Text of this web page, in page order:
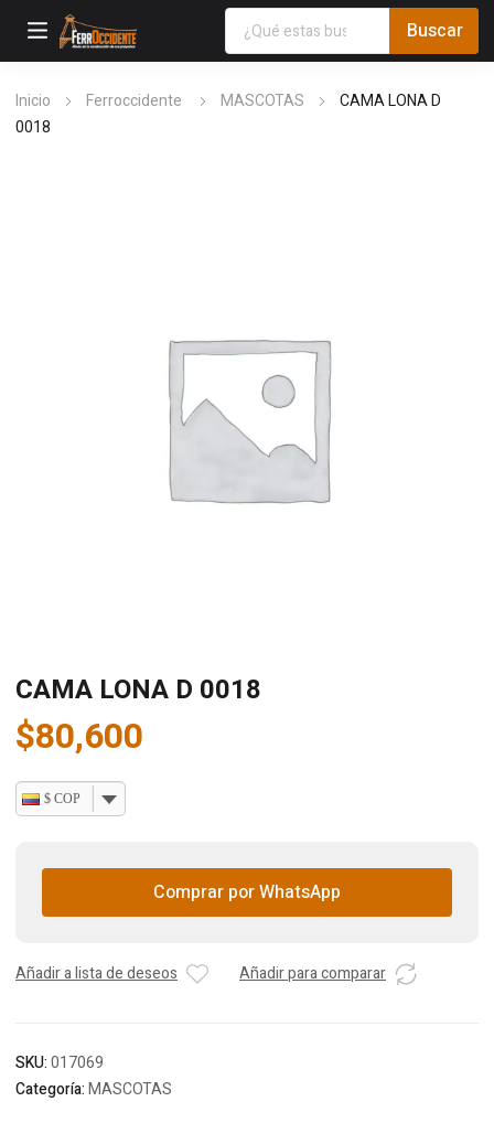
Inicio Ferroccidente MASCOTAS
CAMA LONA D
0018
CAMA LONA D 0018
$80,600
$ COP
Comprar por WhatsApp
Añadir a lista de deseos Añadir para comparar
SKU:017069
Categoría:MASCOTAS